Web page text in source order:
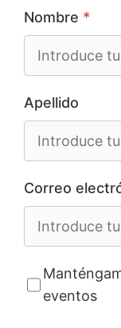
Nombre *
Apellido
Correo
eventos